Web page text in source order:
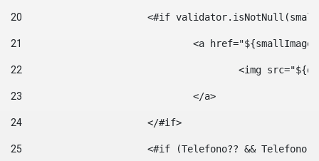
20
<#if
21
<a
22
<img
23
				</a>
24
25
<#if (Telefono?? &&